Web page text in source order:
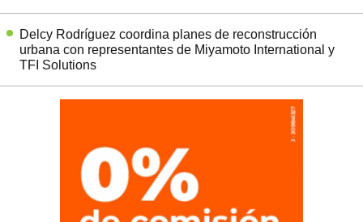
Delcy Rodríguez coordina planes de reconstrucción
urbana con representantes de Miyamoto International y
TFI Solutions